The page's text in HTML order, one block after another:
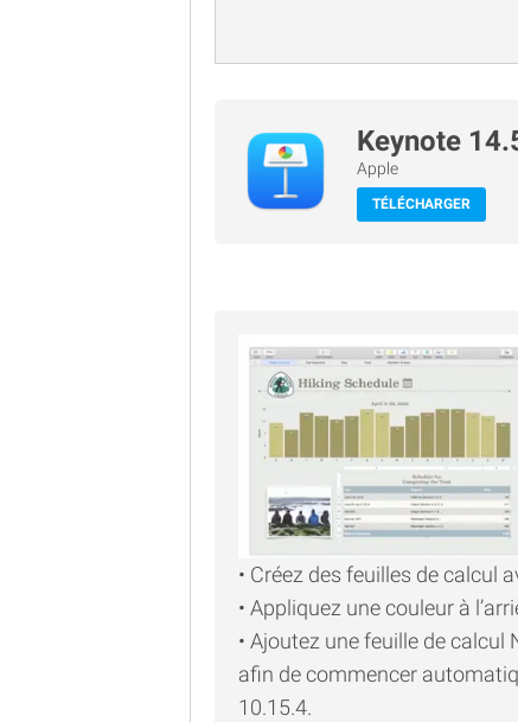
Keynote
Apple
TÉLÉCHARGER
• Créez des feuilles de calcul
• Appliquez une couleur à
• Ajoutez une feuille de
afin de commencer
10.15.4.